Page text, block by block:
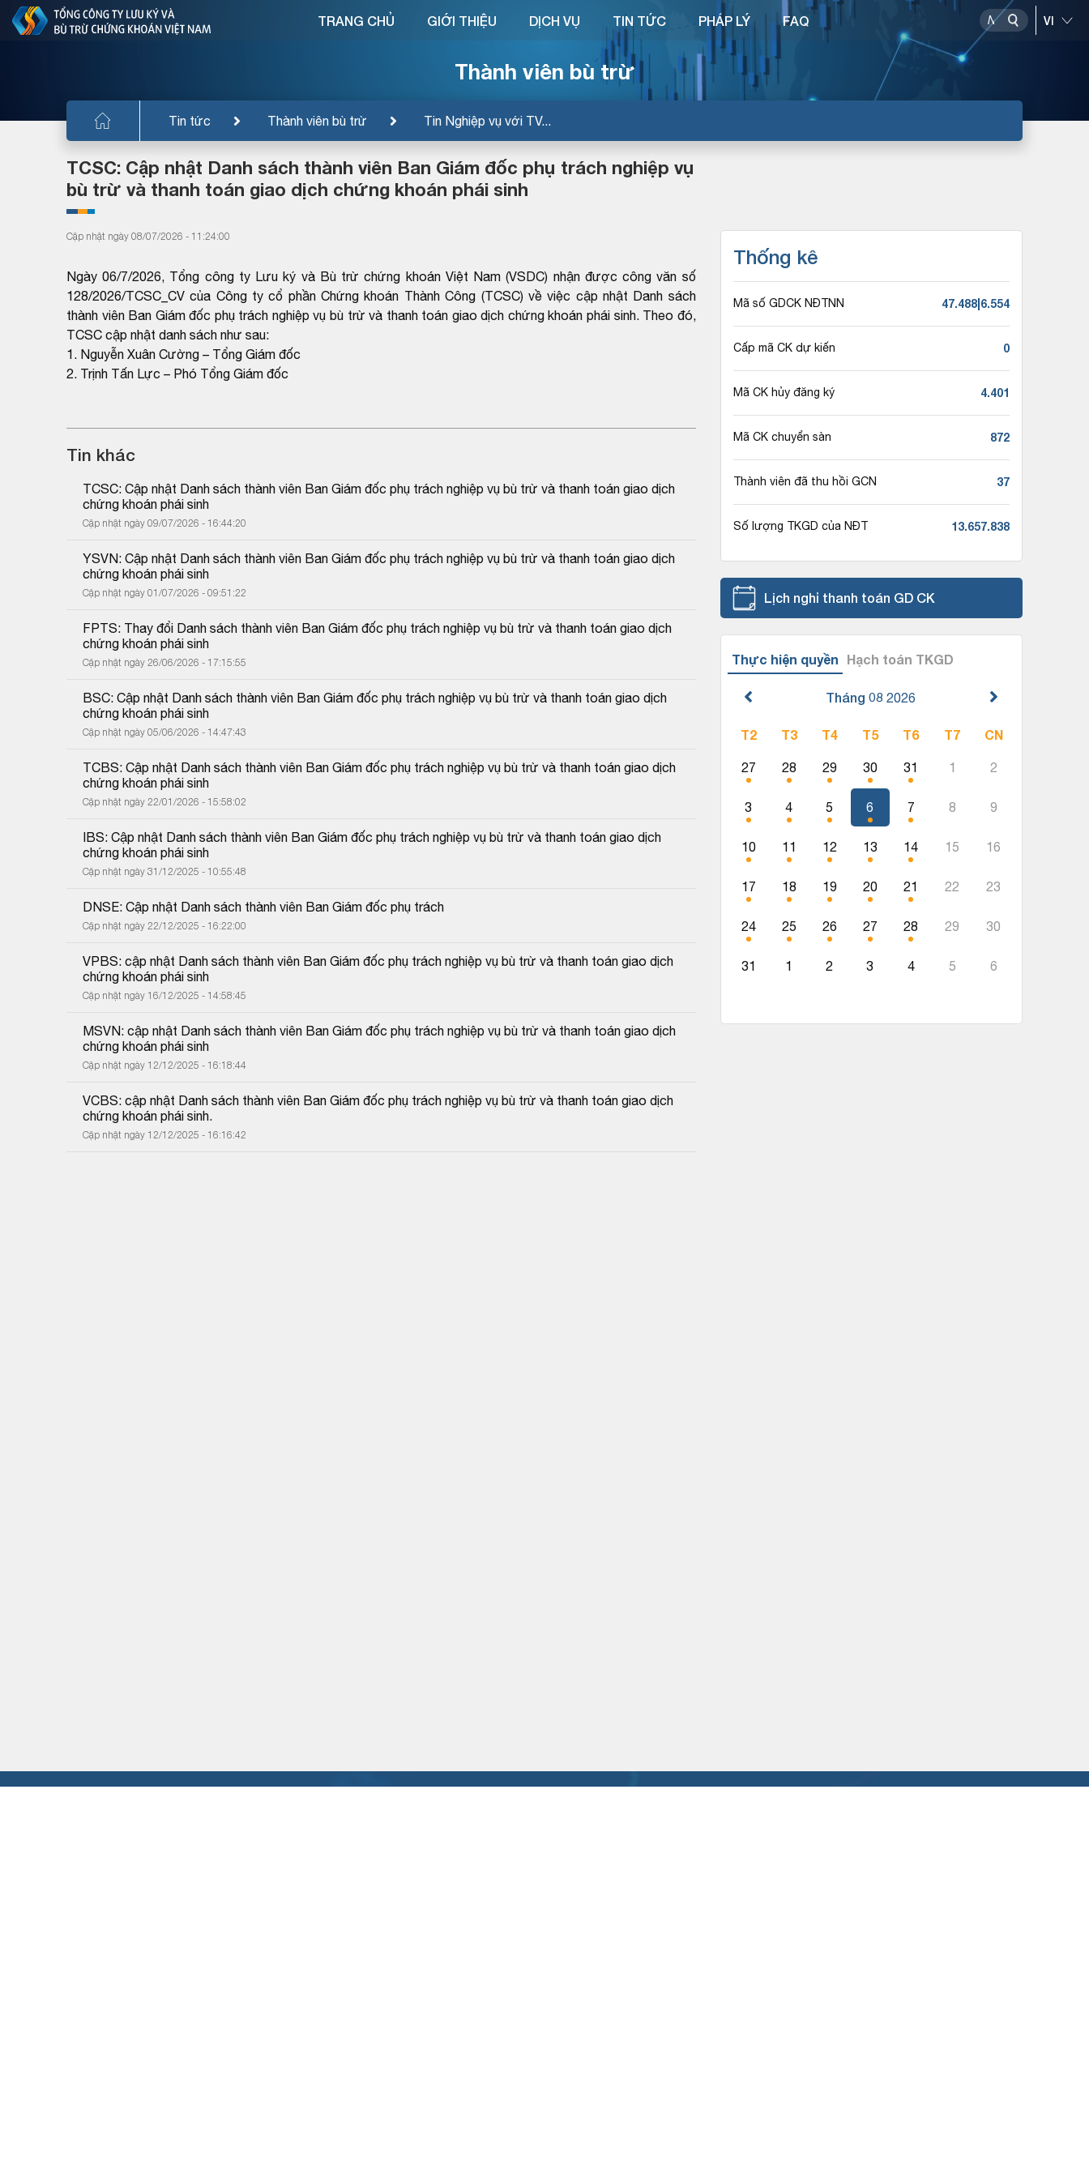
Thành viên bù trừ
Tin tức Thành viên bù trừ Tin Nghiệp vụ với TV...
TRANG CHỦ GIỚI THIỆU DỊCH VỤ TIN TỨC PHÁP LÝ FAQ
TCSC: Cập nhật Danh sách thành viên Ban Giám đốc phụ trách nghiệp vụ
bù trừ và thanh toán giao dịch chứng khoán phái sinh
Cập nhật ngày 08/07/2026 - 11:24:00
Ngày 06/7/2026, Tổng công ty Lưu ký và Bù trừ chứng khoán Việt Nam (VSDC) nhận được công văn số
128/2026/TCSC_CV của Công ty cổ phần Chứng khoán Thành Công (TCSC) về việc cập nhật Danh sách
thành viên Ban Giám đốc phụ trách nghiệp vụ bù trừ và thanh toán giao dịch chứng khoán phái sinh. Theo đó,
TCSC cập nhật danh sách như sau:
1. Nguyễn Xuân Cường – Tổng Giám đốc
2. Trịnh Tấn Lực – Phó Tổng Giám đốc
Tin khác
TCSC: Cập nhật Danh sách thành viên Ban Giám đốc phụ trách nghiệp vụ bù trừ và thanh toán giao dịch
chứng khoán phái sinh
Cập nhật ngày 09/07/2026 - 16:44:20
YSVN: Cập nhật Danh sách thành viên Ban Giám đốc phụ trách nghiệp vụ bù trừ và thanh toán giao dịch
chứng khoán phái sinh
Cập nhật ngày 01/07/2026 - 09:51:22
FPTS: Thay đổi Danh sách thành viên Ban Giám đốc phụ trách nghiệp vụ bù trừ và thanh toán giao dịch
chứng khoán phái sinh
Cập nhật ngày 26/06/2026 - 17:15:55
BSC: Cập nhật Danh sách thành viên Ban Giám đốc phụ trách nghiệp vụ bù trừ và thanh toán giao dịch
chứng khoán phái sinh
Cập nhật ngày 05/06/2026 - 14:47:43
TCBS: Cập nhật Danh sách thành viên Ban Giám đốc phụ trách nghiệp vụ bù trừ và thanh toán giao dịch
chứng khoán phái sinh
Cập nhật ngày 22/01/2026 - 15:58:02
IBS: Cập nhật Danh sách thành viên Ban Giám đốc phụ trách nghiệp vụ bù trừ và thanh toán giao dịch
chứng khoán phái sinh
Cập nhật ngày 31/12/2025 - 10:55:48
DNSE: Cập nhật Danh sách thành viên Ban Giám đốc phụ trách
Cập nhật ngày 22/12/2025 - 16:22:00
VPBS: cập nhật Danh sách thành viên Ban Giám đốc phụ trách nghiệp vụ bù trừ và thanh toán giao dịch
chứng khoán phái sinh
Cập nhật ngày 16/12/2025 - 14:58:45
MSVN: cập nhật Danh sách thành viên Ban Giám đốc phụ trách nghiệp vụ bù trừ và thanh toán giao dịch
chứng khoán phái sinh
Cập nhật ngày 12/12/2025 - 16:18:44
VCBS: cập nhật Danh sách thành viên Ban Giám đốc phụ trách nghiệp vụ bù trừ và thanh toán giao dịch
chứng khoán phái sinh.
Cập nhật ngày 12/12/2025 - 16:16:42
Thống kê
Mã số GDCK NĐTNN 47.488|6.554
Cấp mã CK dự kiến 0
Mã CK hủy đăng ký 4.401
Mã CK chuyển sàn 872
Thành viên đã thu hồi GCN 37
Số lượng TKGD của NĐT 13.657.838
Lịch nghỉ thanh toán GD CK
Thực hiện quyền Hạch toán TKGD
Tháng 08 2026
T2 T3 T4 T5 T6 T7 CN
27 28 29 30 31 1 2
3 4 5 6 7 8 9
10 11 12 13 14 15 16
17 18 19 20 21 22 23
24 25 26 27 28 29 30
31 1 2 3 4 5 6